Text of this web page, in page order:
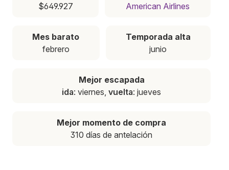
$649.927
American Airlines
Mes barato
febrero
Temporada alta
junio
Mejor escapada
ida: viernes, vuelta: jueves
Mejor momento de compra
310 días de antelación